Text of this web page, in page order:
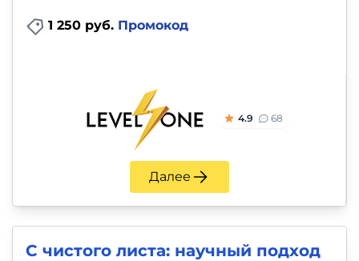
1 250 руб. Промокод
4.9 68
Далее
С чистого листа: научный подход